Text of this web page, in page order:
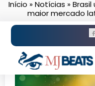
PularInício »Notícias »
maior mercado